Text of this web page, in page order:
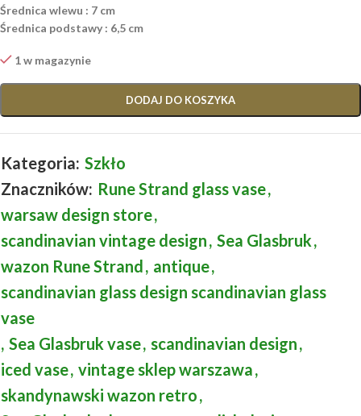
Średnica wlewu : 7 cm
Średnica podstawy : 6,5 cm
1 w magazynie
DODAJ DO KOSZYKA
Kategoria: Szkło
Znaczników: Rune Strand glass vase,
warsaw design store,
scandinavian vintage design, Sea Glasbruk,
wazon Rune Strand, antique,
scandinavian glass design scandinavian glass
vase
, Sea Glasbruk vase, scandinavian design,
iced vase, vintage sklep warszawa,
skandynawski wazon retro,